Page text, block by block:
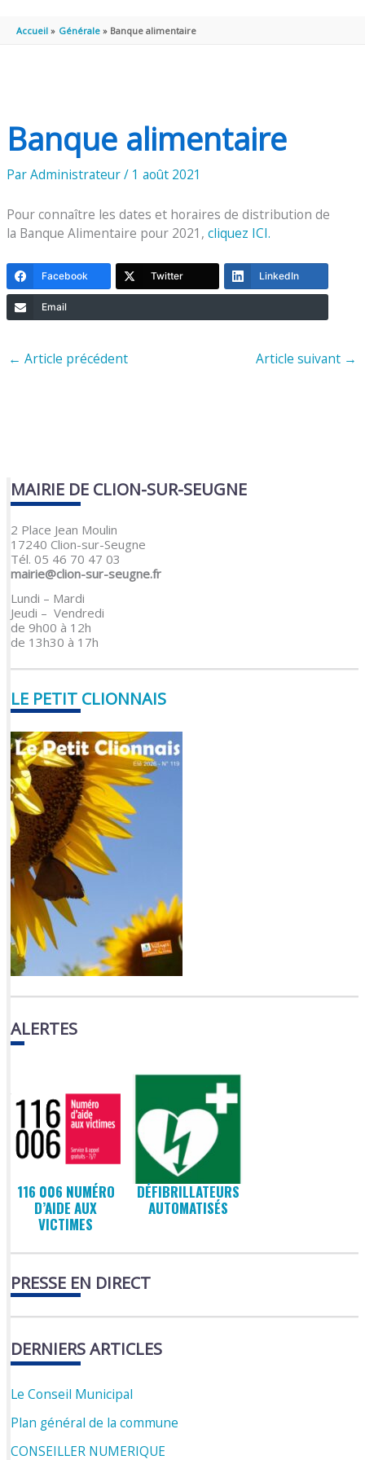
PRINCIPAL
Accueil Générale Banque alimentaire
Banque alimentaire
ParAdministrateur/ 1 août 2021
Pour connaître les dates et horaires de distribution de
la Banque Alimentaire pour 2021,cliquez ICI.
Facebook Twitter LinkedIn
Email
← Article précédent Article suivant →
MAIRIE DE CLION-SUR-SEUGNE
2 Place Jean Moulin
17240 Clion-sur-Seugne
Tél. 05 46 70 47 03
mairie@clion-sur-seugne.fr
Lundi – Mardi
Jeudi – Vendredi
de 9h00 à 12h
de 13h30 à 17h
LE PETIT CLIONNAIS
ALERTES
116 006 NUMÉRO
D’AIDE AUX
VICTIMES
DÉFIBRILLATEURS
AUTOMATISÉS
PRESSE EN DIRECT
DERNIERS ARTICLES
Le Conseil Municipal
Plan général de la commune
CONSEILLER NUMERIQUE